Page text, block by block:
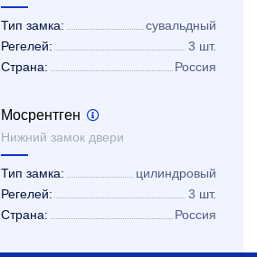
Тип замка:
сувальдный
Регелей:
3 шт.
Страна:
Россия
Мосрентген
Нижний замок двери
Тип замка:
цилиндровый
Регелей:
3 шт.
Страна:
Россия